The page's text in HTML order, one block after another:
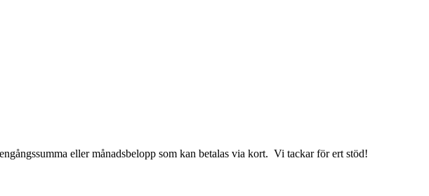
eller månadsbelopp som kan betalas via kort. Vi tackar för ert stöd!